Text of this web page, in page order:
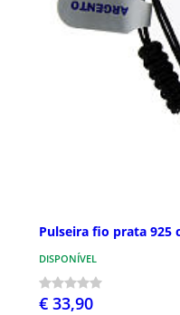
Pulseira fio prata 925
DISPONÍVEL
€ 33,90